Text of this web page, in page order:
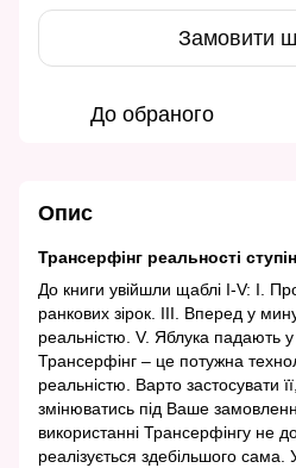
Замовити
До обраного
Опис
Трансерфінг реальності
До книги увійшли щаблі I-V: I.
ранкових зірок. ІІІ. Вперед у
реальністю. V. Яблука падають
Трансерфінг – це потужна
реальністю. Варто застосувати
змінюватись під Ваше
використанні Трансерфінгу не
реалізується здебільшого